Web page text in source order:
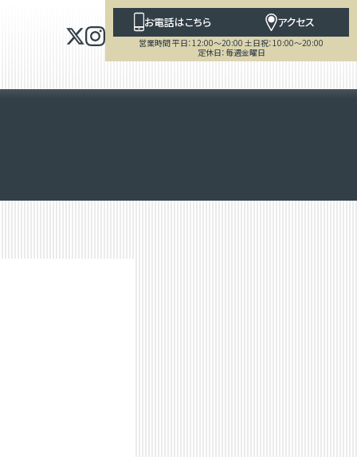
お電話はこちら アクセス
営業時間 平日：12:00～20:00 土日祝：10:00～20:00
定休日：毎週金曜日